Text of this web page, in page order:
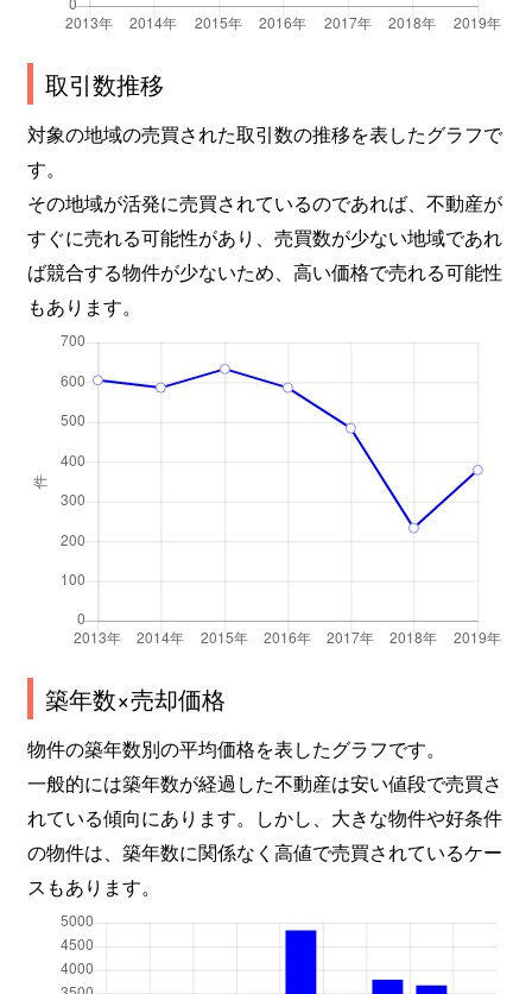
取引数推移
対象の地域の売買された取引数の推移を表したグラフで
す。
その地域が活発に売買されているのであれば、不動産が
すぐに売れる可能性があり、売買数が少ない地域であれ
ば競合する物件が少ないため、高い価格で売れる可能性
もあります。
築年数×売却価格
物件の築年数別の平均価格を表したグラフです。
一般的には築年数が経過した不動産は安い値段で売買さ
れている傾向にあります。しかし、大きな物件や好条件
の物件は、築年数に関係なく高値で売買されているケー
スもあります。